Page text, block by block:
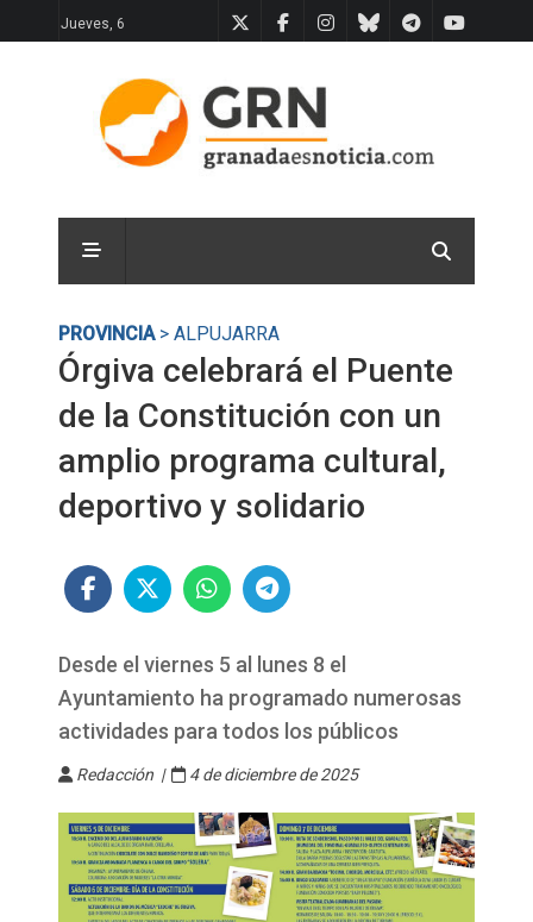
Jueves, 6
PROVINCIA> ALPUJARRA
Órgiva celebrará el Puente
de la Constitución con un
amplio programa cultural,
deportivo y solidario
Desde el viernes 5 al lunes 8 el
Ayuntamiento ha programado numerosas
actividades para todos los públicos
Redacción | 4 de diciembre de 2025